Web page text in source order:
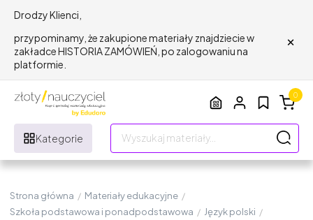
Drodzy Klienci,
przypominamy, że zakupione materiały znajdziecie w
zakładce HISTORIA ZAMÓWIEŃ, po zalogowaniu na
platformie.
×
Kategorie
0
Strona główna / Materiały edukacyjne /
Szkoła podstawowa i ponadpodstawowa / Język polski /